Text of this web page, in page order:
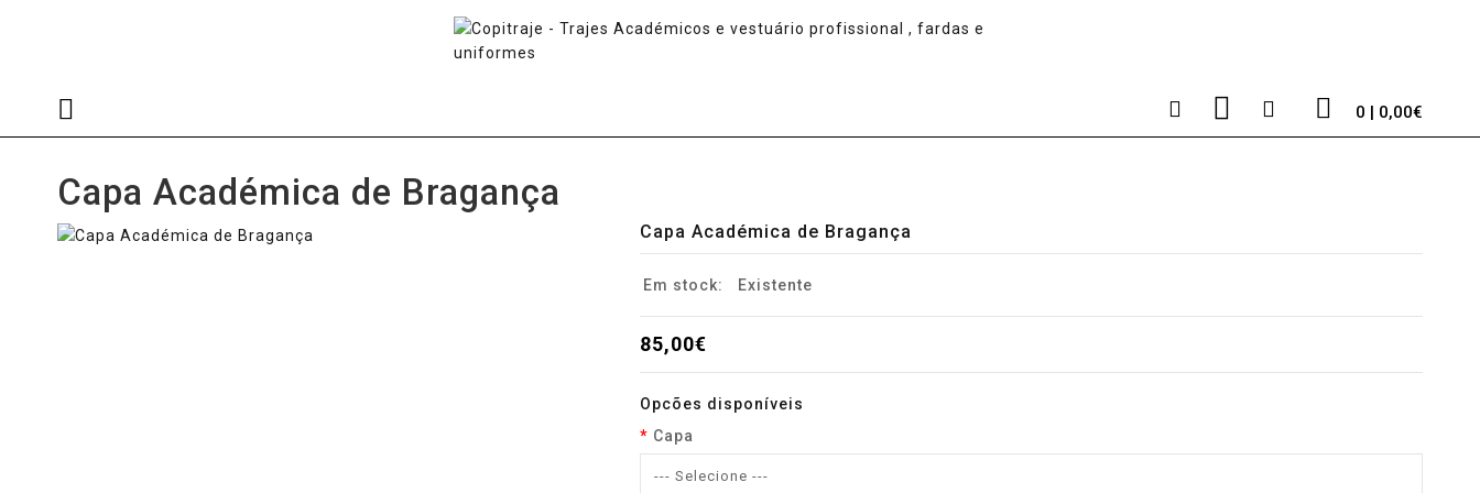
0 | 0,00€
Capa Académica de Bragança
Capa Académica de Bragança
Em stock: Existente
85,00€
Opcões disponíveis
Capa